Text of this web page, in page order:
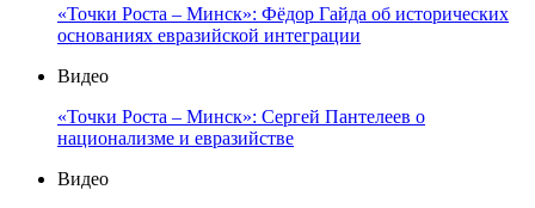
«Точки Роста – Минск»: Фёдор Гайда об исторических
основаниях евразийской интеграции
Видео
«Точки Роста – Минск»: Сергей Пантелеев о
национализме и евразийстве
Видео